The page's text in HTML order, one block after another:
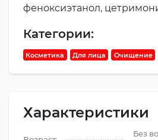
феноксиэтанол,
Категории:
Косметика Для лица Очищение
Характеристики
Без